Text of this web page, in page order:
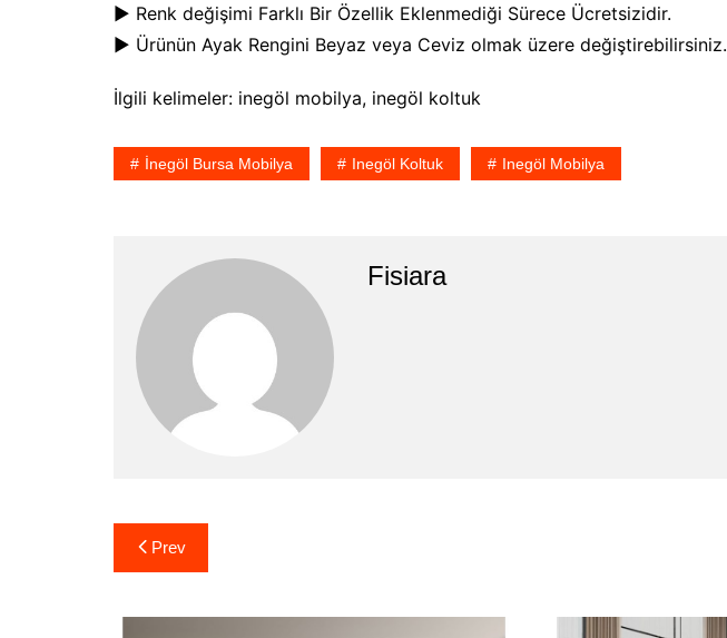
► Renk değişimi Farklı Bir Özellik Eklenmediği Sürece Ücretsizidir.
► Ürünün Ayak Rengini Beyaz veya Ceviz olmak üzere değiştirebilirsiniz.
İlgili kelimeler: inegöl mobilya, inegöl koltuk
İnegöl Bursa Mobilya Inegöl Koltuk Inegöl Mobilya
Fisiara
Yazı
gezinmesi
Prev